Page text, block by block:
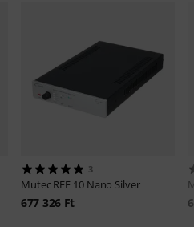
3
MutecREF 10 Nano Silver
677 326 Ft